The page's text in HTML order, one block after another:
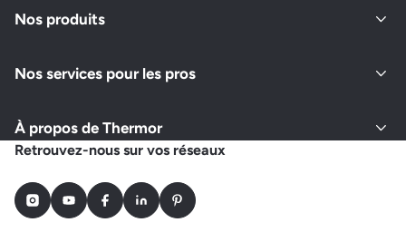
Nos produits
Nos services pour les pros
À propos de Thermor
Retrouvez-nous sur vos réseaux
InstagramYoutubeFacebookLinkedInPinterest